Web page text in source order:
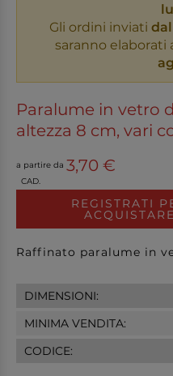
Gli ordini inviati
saranno elaborati
Paralume in vetro
altezza 8 cm, vari
a partire da 3,70 €
CAD.
REGISTRATI
ACQUISTARE
Raffinato paralume in
DIMENSIONI:
MINIMA VENDITA:
CODICE: